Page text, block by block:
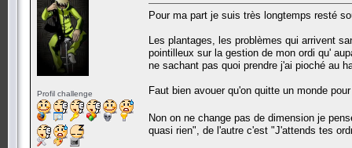
Profil challenge
Pour ma part je suis très longtemps resté
Les plantages, les problèmes qui arrivent
pointilleux sur la gestion de mon ordi qu'
ne sachant pas quoi prendre j'ai pioché au
Faut bien avouer qu'on quitte un monde
Non on ne change pas de dimension je
quasi rien", de l'autre c'est "J'attends tes